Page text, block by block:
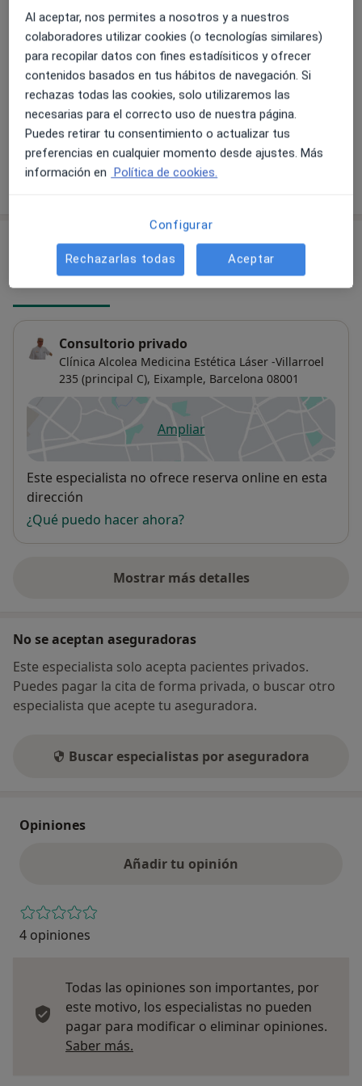
Miembro titular de la Sociedad Española de Láser
Médico-Quirúrgico.
Entre mis otras actividades profesionales actuales
están la de:
Director del Máster en Medicina Estética y del
BienestarColegio Oficial de Médicos de Barcelona.
Universidad de Barcelona
Director del curso de flebología de la Asociación
Miembro del Comité Científico de la revista
Científica de la Sociedad Española de Medicina
(SEME)
Test de oxidación celular
Servicio gratuito Detalles
Remodelación labial
Detalles
+ 75 servicios
Consultas (2)
Dirección 1 Dirección 2
Consultorio privado
Clínica Alcolea Medicina Estética Láser -Villarroel
235 (principal C), Eixample, Barcelona 08001
Ampliarse abre en una nueva
Disponibilidad
Este especialista no ofrece reserva online en esta
dirección
¿Qué puedo hacer ahora?
Mostrar más detalles
sobre la dirección
No se aceptan aseguradoras
Este especialista solo acepta pacientes privados.
Puedes pagar la cita de forma privada, o buscar otro
especialista que acepte tu aseguradora.
Buscar especialistas por aseguradora
Opiniones
Añadir tu opinión
4 opiniones
Todas las opiniones son importantes, por
este motivo, los especialistas no pueden
pagar para modificar o eliminar opiniones.
Saber más.
Al aceptar, nos permites a nosotros y a nuestros
colaboradores utilizar cookies (o tecnologías similares)
para recopilar datos con fines estadísiticos y ofrecer
contenidos basados en tus hábitos de navegación. Si
rechazas todas las cookies, solo utilizaremos las
necesarias para el correcto uso de nuestra página.
Puedes retirar tu consentimiento o actualizar tus
preferencias en cualquier momento desde ajustes. Más
información en Política de cookies.
Configurar
Rechazarlas todas Aceptar